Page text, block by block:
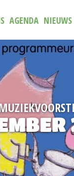
AGENDA NIEUWS
2026